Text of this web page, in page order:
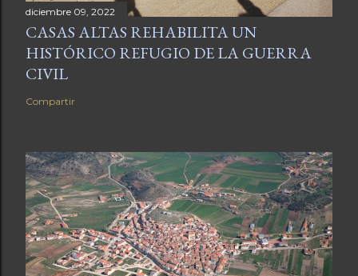
diciembre 09, 2022
CASAS ALTAS REHABILITA UN
HISTÓRICO REFUGIO DE LA GUERRA
CIVIL
Compartir